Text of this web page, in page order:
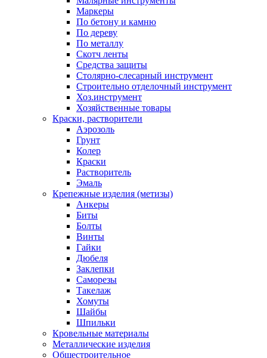
Маркеры
По бетону и камню
По дереву
По металлу
Скотч ленты
Средства защиты
Столярно-слесарный инструмент
Строительно отделочный инструмент
Хоз.инструмент
Хозяйственные товары
Краски, растворители
Аэрозоль
Грунт
Колер
Краски
Растворитель
Эмаль
Крепежные изделия (метизы)
Анкеры
Биты
Болты
Винты
Гайки
Дюбеля
Заклепки
Саморезы
Такелаж
Хомуты
Шайбы
Шпильки
Кровельные материалы
Металлические изделия
Общестроительное